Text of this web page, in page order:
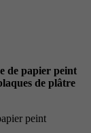
de papier peint
de plâtre
peint